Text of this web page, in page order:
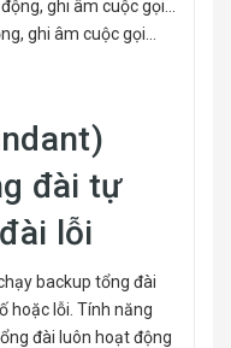
ghi âm cuộc gọi…
đài tự
lỗi
backup tổng đài
hoặc lỗi. Tính năng
đài luôn hoạt động